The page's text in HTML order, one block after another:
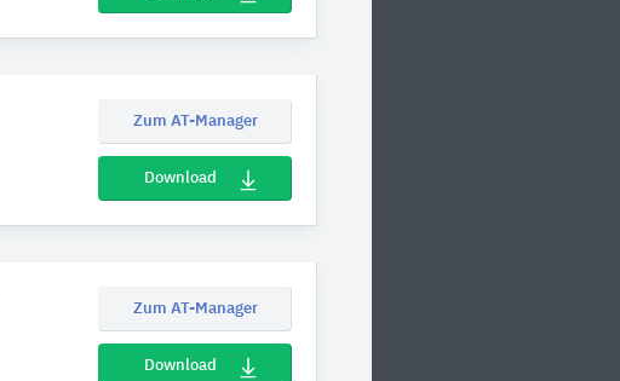
Zum AT-Manager
Download
Zum AT-Manager
Download